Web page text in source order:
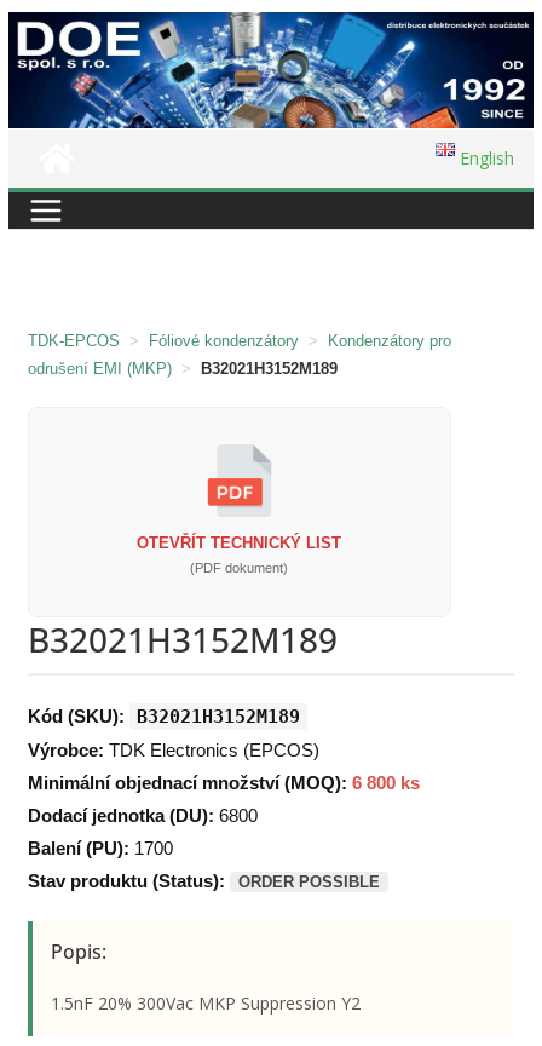
Přeskočit
na
English
TDK-EPCOS > Fóliové kondenzátory >
Kondenzátory pro
odrušení EMI (MKP) > B32021H3152M189
OTEVŘÍT TECHNICKÝ LIST
(PDF dokument)
B32021H3152M189
Kód (SKU): B32021H3152M189
Výrobce: TDK Electronics (EPCOS)
Minimální objednací množství (MOQ): 6 800 ks
Dodací jednotka (DU): 6800
Balení (PU): 1700
Stav produktu (Status):
ORDER POSSIBLE
Popis:
1.5nF 20% 300Vac MKP Suppression Y2